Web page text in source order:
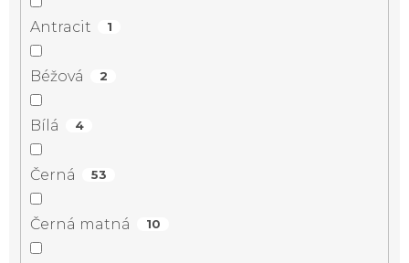
Antracit 1
Béžová 2
Bílá 4
Černá 53
Černá matná 10